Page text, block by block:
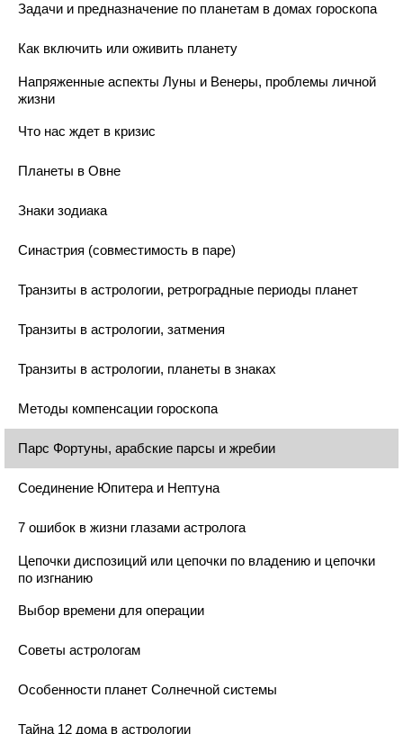
Задачи и предназначение по планетам в домах гороскопа
Как включить или оживить планету
Напряженные аспекты Луны и Венеры, проблемы личной
жизни
Что нас ждет в кризис
Планеты в Овне
Знаки зодиака
Синастрия (совместимость в паре)
Транзиты в астрологии, ретроградные периоды планет
Транзиты в астрологии, затмения
Транзиты в астрологии, планеты в знаках
Методы компенсации гороскопа
Парс Фортуны, арабские парсы и жребии
Соединение Юпитера и Нептуна
7 ошибок в жизни глазами астролога
Цепочки диспозиций или цепочки по владению и цепочки
по изгнанию
Выбор времени для операции
Советы астрологам
Особенности планет Солнечной системы
Тайна 12 дома в астрологии